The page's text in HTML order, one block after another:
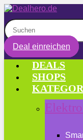
Deal einreichen
DEALS
SHOPS